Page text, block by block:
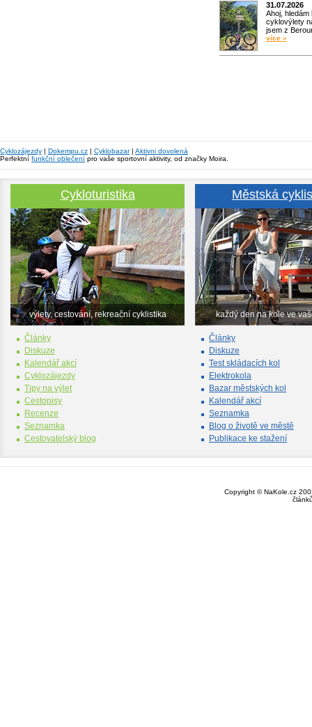
31.07.2026
Ahoj,
cyklovýlety
jsem z
více »
Cyklozájezdy | Dokempu.cz | Cyklobazar| Aktivni dovolená
Perfektní funkční oblečení pro vaše sportovní aktivity, od značky Moira.
Cykloturistika
výlety, cestování, rekreační cyklistika
Články
Diskuze
Kalendář akcí
Cyklozájezdy
Tipy na výlet
Cestopisy
Recenze
Seznamka
Cestovatelský blog
Městská
každý den na kole ve
Články
Diskuze
Test skládacích kol
Elektrokola
Bazar městských kol
Kalendář akcí
Seznamka
Blog o životě ve městě
Publikace ke stažení
Copyright © NaKole.cz